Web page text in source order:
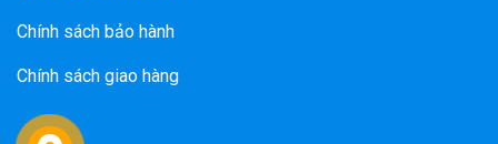
Chính sách bảo hành
Chính sách giao hàng